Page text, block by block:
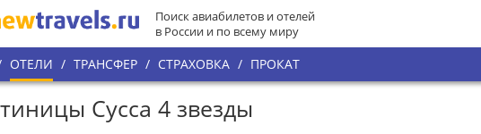
Поиск авиабилетов и отелей
в России и по всему миру
ОТЕЛИ / ТРАНСФЕР / СТРАХОВКА / ПРОКАТ
Сусса 4 звезды